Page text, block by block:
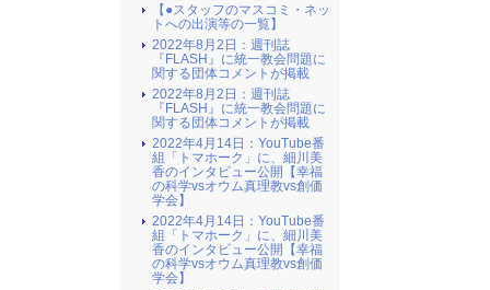
【●スタッフのマスコミ・ネッ
トへの出演等の一覧】
2022年8月2日：週刊誌
『FLASH』に統一教会問題に
関する団体コメントが掲載
2022年8月2日：週刊誌
『FLASH』に統一教会問題に
関する団体コメントが掲載
2022年4月14日：YouTube番
組「トマホーク」に、細川美
香のインタビュー公開【幸福
の科学vsオウム真理教vs創価
学会】
2022年4月14日：YouTube番
組「トマホーク」に、細川美
香のインタビュー公開【幸福
の科学vsオウム真理教vs創価
学会】